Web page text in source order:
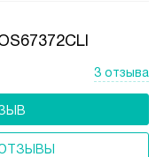
3 отзыва